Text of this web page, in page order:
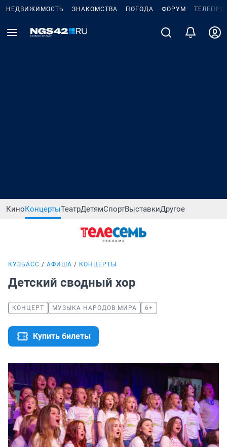
НЕДВИЖИМОСТЬ ЗНАКОМСТВА ПОГОДА ФОРУМ
КиноКонцертыТеатрДетямСпортВыставкиДругое
КУЗБАСС АФИША КОНЦЕРТЫ
Детский сводный хор
КОНЦЕРТ МУЗЫКА НАРОДОВ МИРА 6+
Купить билеты